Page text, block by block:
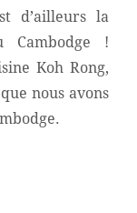
d’ailleurs la
Cambodge !
Koh Rong,
nous avons